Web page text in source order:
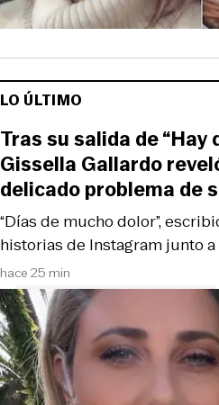
LO ÚLTIMO
hace 25 min
“Días de mucho dolor”,
historias de Instagram junto
Tras su salida de “Hay
Gissella Gallardo
delicado problema de